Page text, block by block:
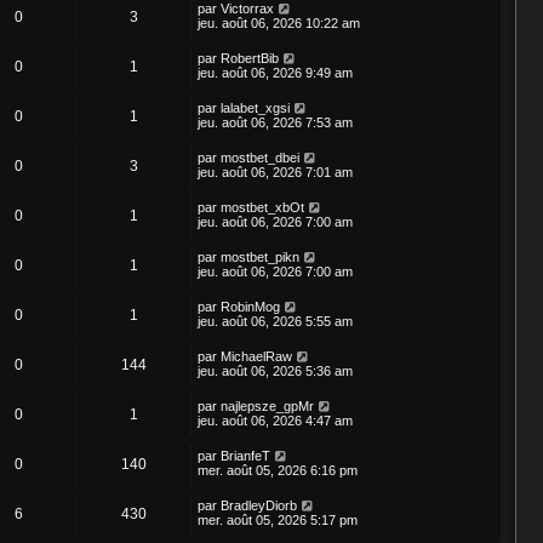
0 3 par Victorrax
jeu. août 06, 2026 10:22 am
0 1 par RobertBib
jeu. août 06, 2026 9:49 am
0 1 par lalabet_xgsi
jeu. août 06, 2026 7:53 am
0 3 par mostbet_dbei
jeu. août 06, 2026 7:01 am
0 1 par mostbet_xbOt
jeu. août 06, 2026 7:00 am
0 1 par mostbet_pikn
jeu. août 06, 2026 7:00 am
0 1 par RobinMog
jeu. août 06, 2026 5:55 am
0 144 par MichaelRaw
jeu. août 06, 2026 5:36 am
0 1 par najlepsze_gpMr
jeu. août 06, 2026 4:47 am
0 140 par BrianfeT
mer. août 05, 2026 6:16 pm
6 430 par BradleyDiorb
mer. août 05, 2026 5:17 pm